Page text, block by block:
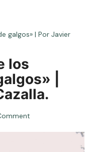
galgos» | Por Javier
los
|